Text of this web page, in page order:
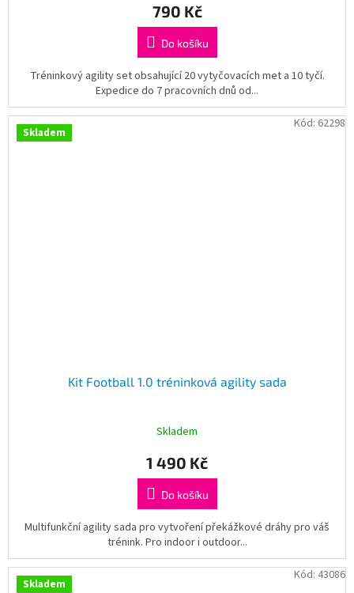
790 Kč
Do košíku
Tréninkový agility set obsahující 20 vytyčovacích met a 10 tyčí.
Expedice do 7 pracovních dnů od...
Skladem
Kit Football 1.0 tréninková agility sada
Skladem
1 490 Kč
Do košíku
Multifunkční agility sada pro vytvoření překážkové dráhy pro váš
trénink. Pro indoor i outdoor...
Kód: 62298
Skladem
Kód: 43086